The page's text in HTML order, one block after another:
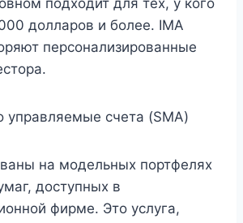
долларов и более. IMA
персонализированные
управляемые счета (SMA)
на модельных портфелях
доступных в
фирме. Это услуга,